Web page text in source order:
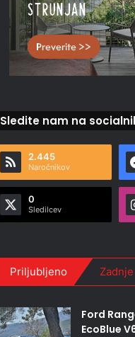
Sledite nam na
2.445
Naročnikov
0
Sledilcev
Priljubljeno Zadnje
Ford
EcoBlue